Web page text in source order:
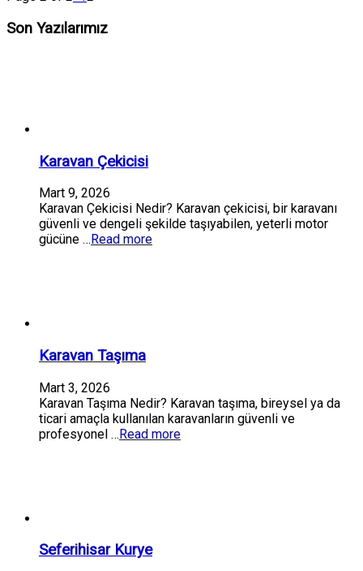
Son Yazılarımız
Karavan Çekicisi
Mart 9, 2026
Karavan Çekicisi Nedir? Karavan çekicisi, bir karavanı
güvenli ve dengeli şekilde taşıyabilen, yeterli motor
gücüne … Read more
Karavan Taşıma
Mart 3, 2026
Karavan Taşıma Nedir? Karavan taşıma, bireysel ya da
ticari amaçla kullanılan karavanların güvenli ve
profesyonel …Read more
Seferihisar Kurye